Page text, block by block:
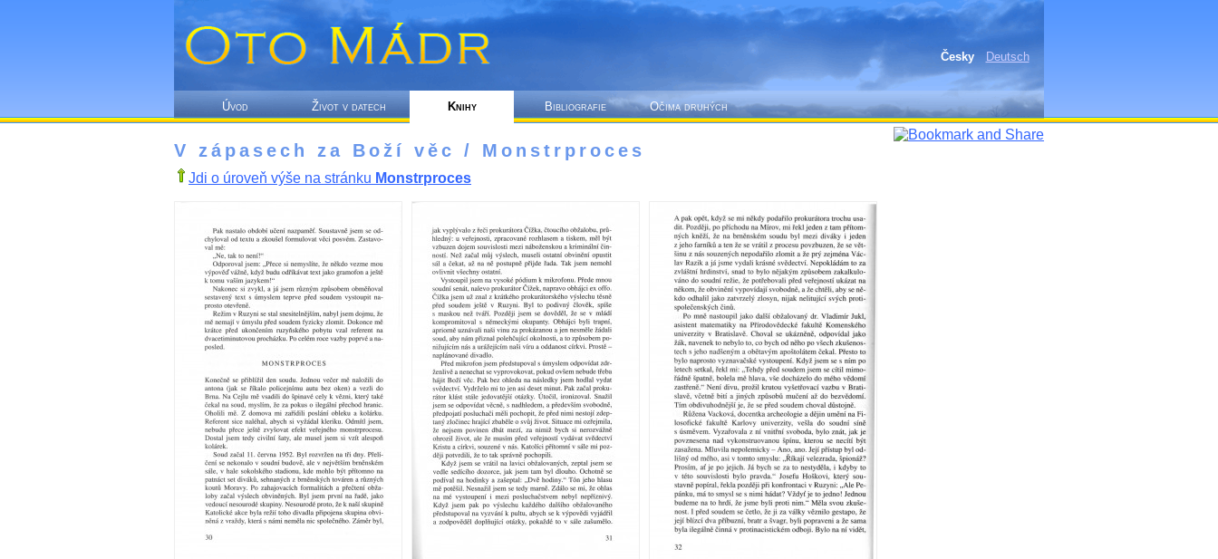
Česky Deutsch
Úvod Život v datech Knihy Bibliografie Očima druhých
V zápasech za Boží věc / Monstrproces
Jdi o úroveň výše na stránku Monstrproces